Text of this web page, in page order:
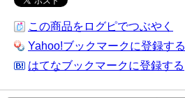
この商品をログピでつぶやく
Yahoo!ブックマークに登録する
はてなブックマークに登録する